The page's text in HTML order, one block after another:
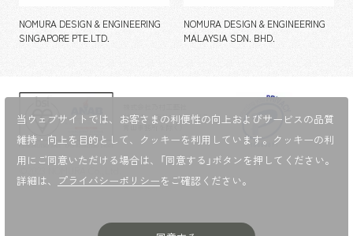
NOMURA DESIGN & ENGINEERING
SINGAPORE PTE.LTD.
NOMURA DESIGN & ENGINEERING
MALAYSIA SDN. BHD.
（ただし、海外拠点・A.N.D.
当ウェブサイトでは、お客さまの利便性の向上およびサービスの品質
維持・向上を目的として、 クッキーを利用しています。クッキーの利
用にご同意いただける場合は、「同意する」ボタンを押してください。
詳細は、 プライバシーポリシーをご確認ください。